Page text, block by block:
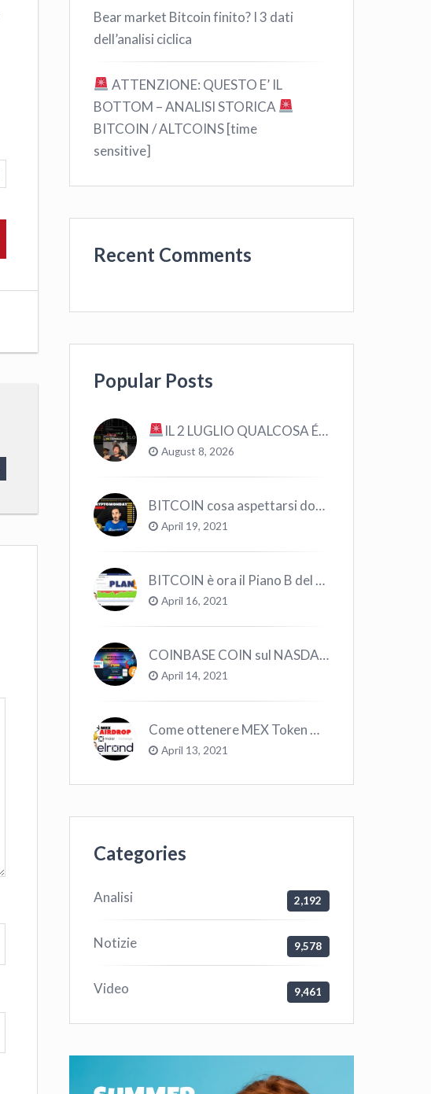
Bear market Bitcoin finito? I 3 dati
dell’analisi ciclica
ATTENZIONE: QUESTO E’ IL
BOTTOM – ANALISI STORICA
BITCOIN / ALTCOINS [time
sensitive]
Recent Comments
Popular Posts
IL 2 LUGLIO QUALCOSA É CAMBIATO… #bitcoin #crypto #trading
August 8, 2026
BITCOIN cosa aspettarsi dopo il “Crollo”? – CryptoMonday NEWS w16/’21
April 19, 2021
BITCOIN è ora il Piano B del Mondo
April 16, 2021
COINBASE COIN sul NASDAQ e le CRYPTO volano!
April 14, 2021
Come ottenere MEX Token GRATIS su Elrond ?
April 13, 2021
Categories
Analisi 2,192
Notizie 9,578
Video 9,461